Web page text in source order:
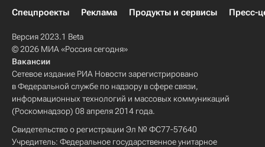
Спецпроекты
Реклама Продукты и сервисы Пресс-
Версия 2023.1 Beta
© 2026 МИА «Россия сегодня»
Вакансии
Сетевое издание РИА Новости зарегистрировано
в Федеральной службе по надзору в сфере связи,
информационных технологий и массовых коммуникаций
(Роскомнадзор) 08 апреля 2014 года.
Свидетельство о регистрации Эл № ФС77-57640
Учредитель: Федеральное государственное унитарное